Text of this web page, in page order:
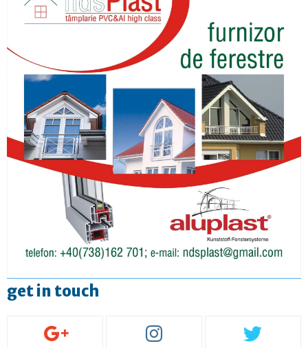
get in touch